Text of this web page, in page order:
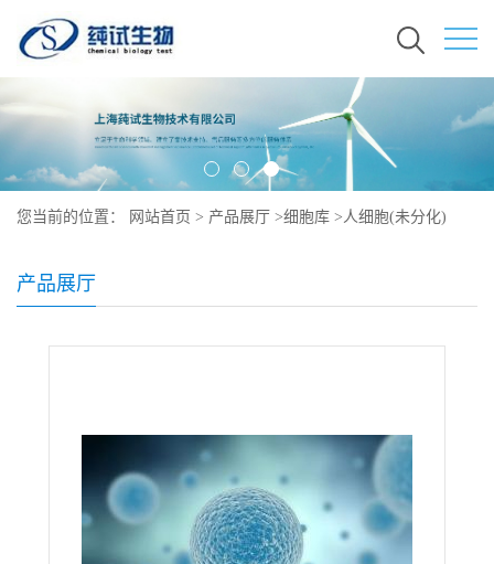
您当前的位置： 网站首页 > 产品展厅 >细胞库 >人细胞(未分化)
产品展厅